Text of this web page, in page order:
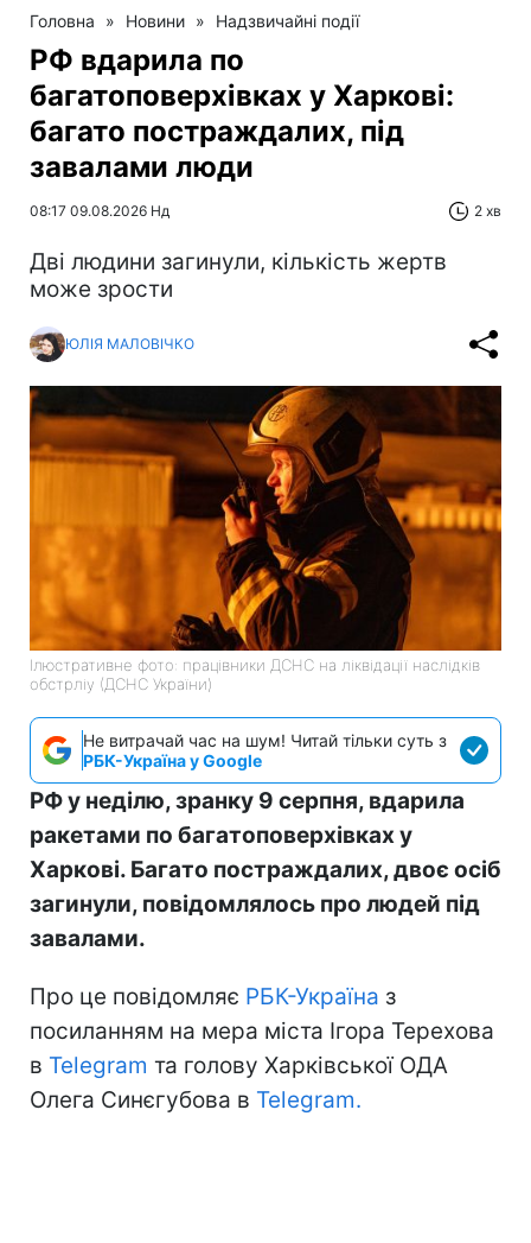
Головна » Новини » Надзвичайні події
РФ вдарила по
багатоповерхівках у Харкові:
багато постраждалих, під
завалами люди
08:17 09.08.2026 Нд 2 хв
Дві людини загинули, кількість жертв
може зрости
ЮЛІЯ МАЛОВІЧКО
Ілюстративне фото: працівники ДСНС на ліквідації наслідків
обстрліу (ДСНС України)
Не витрачай час на шум! Читай тільки суть з
РБК-Україна у Google
РФ у неділю, зранку 9 серпня, вдарила
ракетами по багатоповерхівках у
Харкові. Багато постраждалих, двоє осіб
загинули, повідомлялось про людей під
завалами.
Про це повідомляє РБК-Україна з
посиланням на мера міста Ігора Терехова
в Telegram та голову Харківської ОДА
Олега Синєгубова в Telegram.